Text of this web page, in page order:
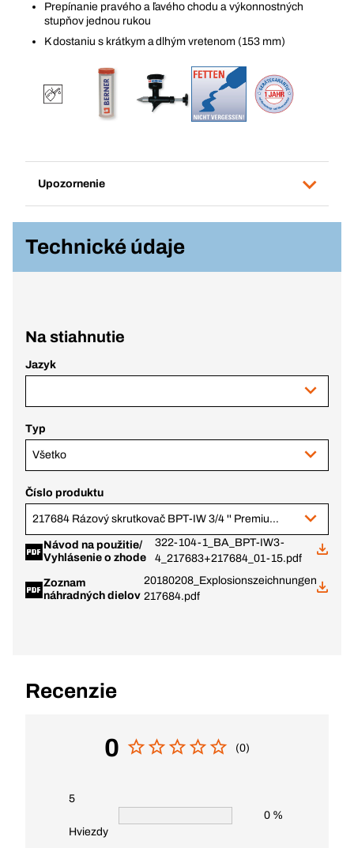
Prepínanie pravého a ľavého chodu a výkonnostných
stupňov jednou rukou
K dostaniu s krátkym a dlhým vretenom (153 mm)
Upozornenie
Technické údaje
Na stiahnutie
Jazyk
Typ
Všetko
Číslo produktu
217684 Rázový skrutkovač BPT-IW 3/4 '' Premium dlhý
Návod na použitie/
Vyhlásenie o zhode
322-104-1_BA_BPT-IW3-
4_217683+217684_01-15.pdf
Zoznam
náhradných dielov
20180208_Explosionszeichnungen
217684.pdf
Recenzie
0 (0)
5
Hviezdy
0 %